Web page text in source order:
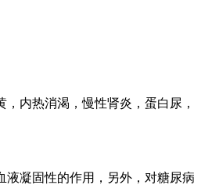
内热消渴，慢性肾炎，蛋白尿，
凝固性的作用，另外，对糖尿病